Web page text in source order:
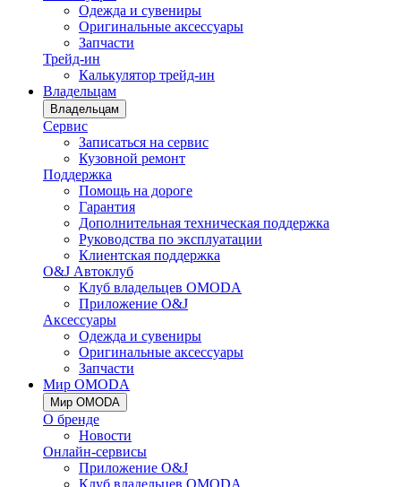
Одежда и сувениры
Оригинальные аксессуары
Запчасти
Трейд-ин
Калькулятор трейд-ин
Владельцам
Владельцам
Сервис
Записаться на сервис
Кузовной ремонт
Поддержка
Помощь на дороге
Гарантия
Дополнительная техническая поддержка
Руководства по эксплуатации
Клиентская поддержка
O&J Автоклуб
Клуб владельцев OMODA
Приложение O&J
Аксессуары
Одежда и сувениры
Оригинальные аксессуары
Запчасти
Мир OMODA
Мир OMODA
О бренде
Новости
Онлайн-сервисы
Приложение O&J
Клуб владельцев OMODA